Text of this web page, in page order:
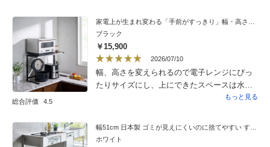
要領わかるので早くできると思います。子ど
もの頃に説明書を見ながらプラモデルを組み
立てていた頃を思い出し、苦労しながらも楽
しめました。DIYに慣れた方なら、もっとス
ムーズに組み立てられると思います。【改善
していただけると嬉しい点】・説明書の文字
を大きく、黒字にしていただけると読みやす
はペンチ必須では？20か所以上のナット締め
では、指だけでナットを押さえるのはかなり
が…収納がしっかり出来て満足です。
総合評価 4.5
ブラック
￥15,900
2026/07/10
幅、高さを変えられるので電子レンジにぴっ
たりサイズにし、上にできたスペースは水筒
と大型ラップ（●ストコ）が置けるようになり
でした。
もっと見る
幅51cm 日本製 ゴミが見えにくいのに捨てやすい すっきり収まるステンレスダストワゴン
ホワイト